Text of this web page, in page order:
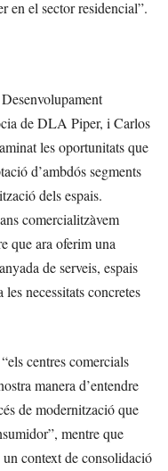
en el sector residencial”.
de DLA Piper, i Carlos
les oportunitats que
d’ambdós segments
dels espais.
comercialitzàvem
que ara oferim una
de serveis, espais
les necessitats concretes
centres comercials
manera d’entendre
de modernització que
mentre que
context de consolidació